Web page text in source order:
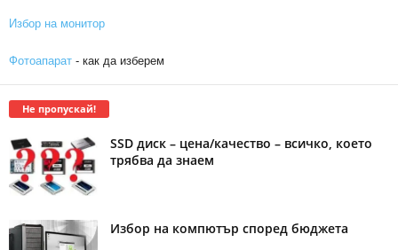
Избор на монитор
Фотоапарат - как да изберем
Не пропускай!
SSD диск – цена/качество – всичко, което
трябва да знаем
Избор на компютър според бюджета